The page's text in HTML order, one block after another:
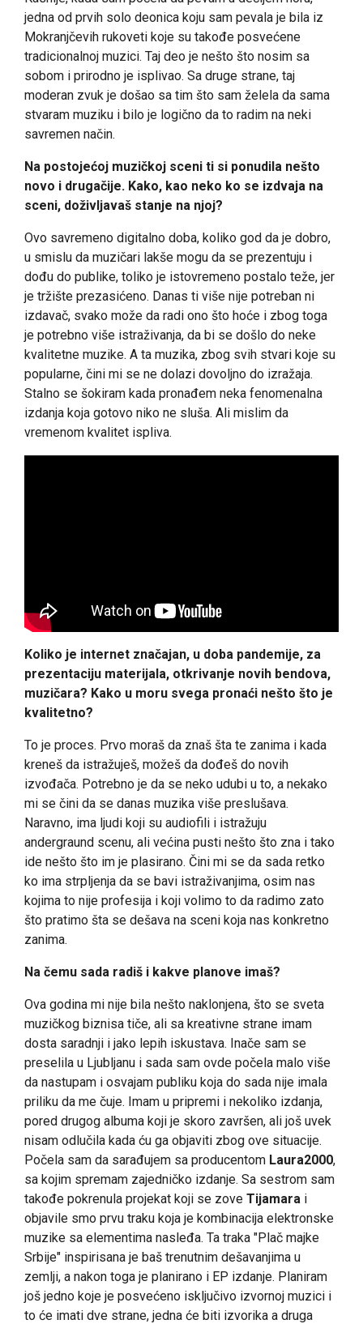
jedna od prvih solo deonica koju sam pevala je bila iz
Mokranjčevih rukoveti koje su takođe posvećene
tradicionalnoj muzici. Taj deo je nešto što nosim sa
sobom i prirodno je isplivao. Sa druge strane, taj
moderan zvuk je došao sa tim što sam želela da sama
stvaram muziku i bilo je logično da to radim na neki
savremen način.
Na postojećoj muzičkoj sceni ti si ponudila nešto
novo i drugačije. Kako, kao neko ko se izdvaja na
sceni, doživljavaš stanje na njoj?
Ovo savremeno digitalno doba, koliko god da je dobro,
u smislu da muzičari lakše mogu da se prezentuju i
dođu do publike, toliko je istovremeno postalo teže, jer
je tržište prezasićeno. Danas ti više nije potreban ni
izdavač, svako može da radi ono što hoće i zbog toga
je potrebno više istraživanja, da bi se došlo do neke
kvalitetne muzike. A ta muzika, zbog svih stvari koje su
popularne, čini mi se ne dolazi dovoljno do izražaja.
Stalno se šokiram kada pronađem neka fenomenalna
izdanja koja gotovo niko ne sluša. Ali mislim da
vremenom kvalitet ispliva.
Koliko je internet značajan, u doba pandemije, za
prezentaciju materijala, otkrivanje novih bendova,
muzičara? Kako u moru svega pronaći nešto što je
kvalitetno?
To je proces. Prvo moraš da znaš šta te zanima i kada
kreneš da istražuješ, možeš da dođeš do novih
izvođača. Potrebno je da se neko udubi u to, a nekako
mi se čini da se danas muzika više preslušava.
Naravno, ima ljudi koji su audiofili i istražuju
andergraund scenu, ali većina pusti nešto što zna i tako
ide nešto što im je plasirano. Čini mi se da sada retko
ko ima strpljenja da se bavi istraživanjima, osim nas
kojima to nije profesija i koji volimo to da radimo zato
što pratimo šta se dešava na sceni koja nas konkretno
zanima.
Na čemu sada radiš i kakve planove imaš?
Ova godina mi nije bila nešto naklonjena, što se sveta
muzičkog biznisa tiče, ali sa kreativne strane imam
dosta saradnji i jako lepih iskustava. Inače sam se
preselila u Ljubljanu i sada sam ovde počela malo više
da nastupam i osvajam publiku koja do sada nije imala
priliku da me čuje. Imam u pripremi i nekoliko izdanja,
pored drugog albuma koji je skoro završen, ali još uvek
nisam odlučila kada ću ga objaviti zbog ove situacije.
Počela sam da sarađujem sa producentom Laura2000,
sa kojim spremam zajedničko izdanje. Sa sestrom sam
takođe pokrenula projekat koji se zove Tijamara i
objavile smo prvu traku koja je kombinacija elektronske
muzike sa elementima nasleđa. Ta traka "Plač majke
Srbije" inspirisana je baš trenutnim dešavanjima u
zemlji, a nakon toga je planirano i EP izdanje. Planiram
još jedno koje je posvećeno isključivo izvornoj muzici i
to će imati dve strane, jedna će biti izvorika a druga